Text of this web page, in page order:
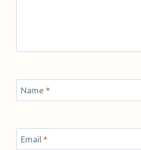
Name *
Email *